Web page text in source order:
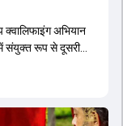
अभियान
संयुक्त रूप से दूसरी